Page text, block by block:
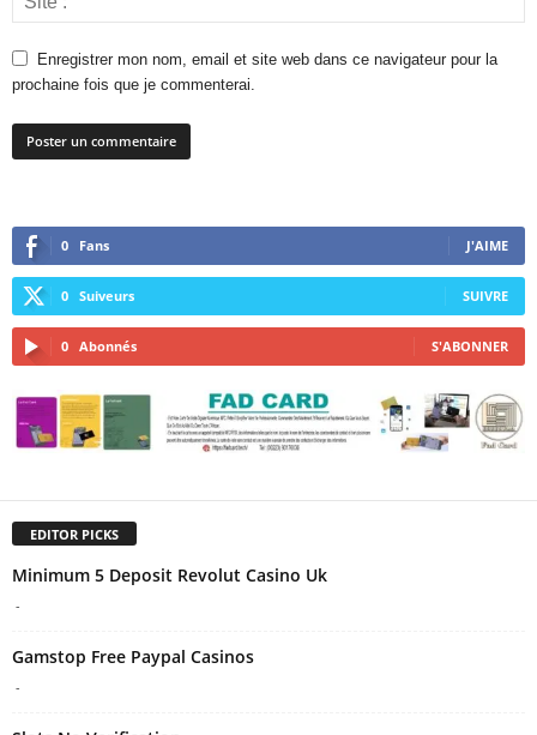
Enregistrer mon nom, email et site web dans ce navigateur pour la
prochaine fois que je commenterai.
0 Fans J'AIME
0 Suiveurs SUIVRE
0 Abonnés S'ABONNER
EDITOR PICKS
Minimum 5 Deposit Revolut Casino Uk
-
Gamstop Free Paypal Casinos
-